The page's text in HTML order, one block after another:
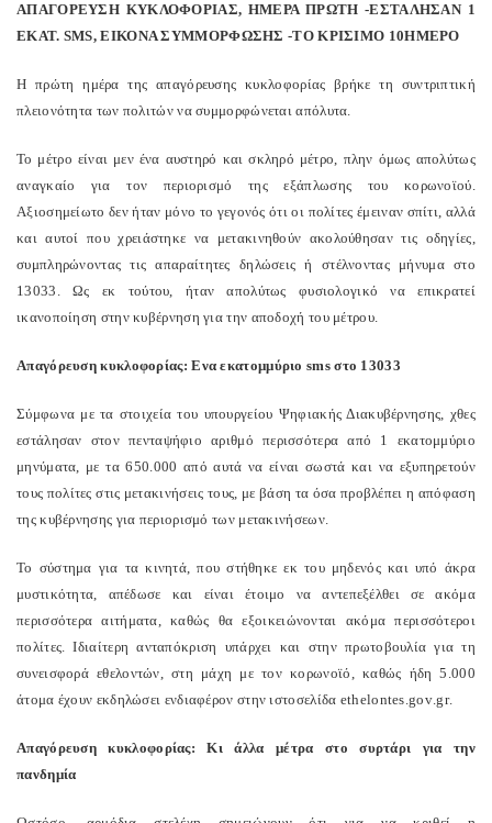
ΑΠΑΓΟΡΕΥΣΗ ΚΥΚΛΟΦΟΡΙΑΣ, ΗΜΕΡΑ ΠΡΩΤΗ -ΕΣΤΑΛΗΣΑΝ 1
ΕΚΑΤ. SMS, ΕΙΚΟΝΑ ΣΥΜΜΟΡΦΩΣΗΣ -ΤΟ ΚΡΙΣΙΜΟ 10ΗΜΕΡΟ
Η πρώτη ημέρα της απαγόρευσης κυκλοφορίας βρήκε τη συντριπτική
πλειονότητα των πολιτών να συμμορφώνεται απόλυτα.
Το μέτρο είναι μεν ένα αυστηρό και σκληρό μέτρο, πλην όμως απολύτως
αναγκαίο για τον περιορισμό της εξάπλωσης του κορωνοϊού.
Αξιοσημείωτο δεν ήταν μόνο το γεγονός ότι οι πολίτες έμειναν σπίτι, αλλά
και αυτοί που χρειάστηκε να μετακινηθούν ακολούθησαν τις οδηγίες,
συμπληρώνοντας τις απαραίτητες δηλώσεις ή στέλνοντας μήνυμα στο
13033. Ως εκ τούτου, ήταν απολύτως φυσιολογικό να επικρατεί
ικανοποίηση στην κυβέρνηση για την αποδοχή του μέτρου.
Απαγόρευση κυκλοφορίας: Ενα εκατομμύριο smsστο 13033
Σύμφωνα με τα στοιχεία του υπουργείου Ψηφιακής Διακυβέρνησης, χθες
εστάλησαν στον πενταψήφιο αριθμό περισσότερα από 1 εκατομμύριο
μηνύματα, με τα 650.000 από αυτά να είναι σωστά και να εξυπηρετούν
τους πολίτες στις μετακινήσεις τους, με βάση τα όσα προβλέπει η απόφαση
της κυβέρνησης για περιορισμό των μετακινήσεων.
Το σύστημα για τα κινητά, που στήθηκε εκ του μηδενός και υπό άκρα
μυστικότητα, απέδωσε και είναι έτοιμο να αντεπεξέλθει σε ακόμα
περισσότερα αιτήματα, καθώς θα εξοικειώνονται ακόμα περισσότεροι
πολίτες. Ιδιαίτερη ανταπόκριση υπάρχει και στην πρωτοβουλία για τη
συνεισφορά εθελοντών, στη μάχη με τον κορωνοϊό, καθώς ήδη 5.000
άτομα έχουν εκδηλώσει ενδιαφέρον στην ιστοσελίδα ethelontes.gov.gr.
Απαγόρευση κυκλοφορίας: Κι άλλα μέτρα στο συρτάρι για την
πανδημία